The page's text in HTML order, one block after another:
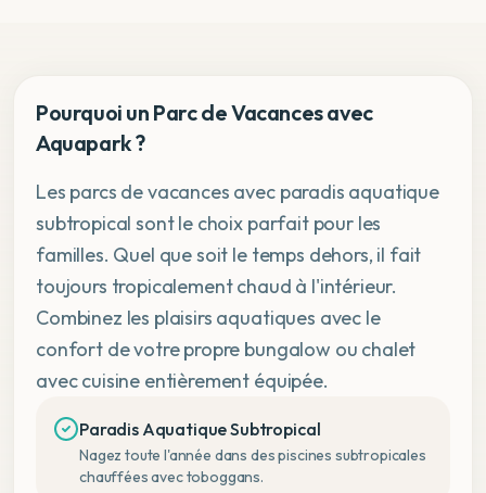
Pourquoi un Parc de Vacances avec
Aquapark ?
Les parcs de vacances avec paradis aquatique
subtropical sont le choix parfait pour les
familles. Quel que soit le temps dehors, il fait
toujours tropicalement chaud à l'intérieur.
Combinez les plaisirs aquatiques avec le
confort de votre propre bungalow ou chalet
avec cuisine entièrement équipée.
Paradis Aquatique Subtropical
Nagez toute l'année dans des piscines subtropicales
chauffées avec toboggans.